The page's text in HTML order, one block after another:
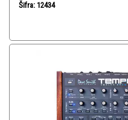
Šifra: 12434